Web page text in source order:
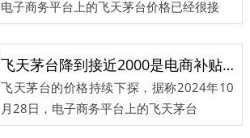
电子商务平台上的飞天茅台价格已经很接
飞天茅台降到接近2000是电商补贴狠还是价格不坚挺｜热财经
飞天茅台的价格持续下探，据称2024年10
月28日，电子商务平台上的飞天茅台